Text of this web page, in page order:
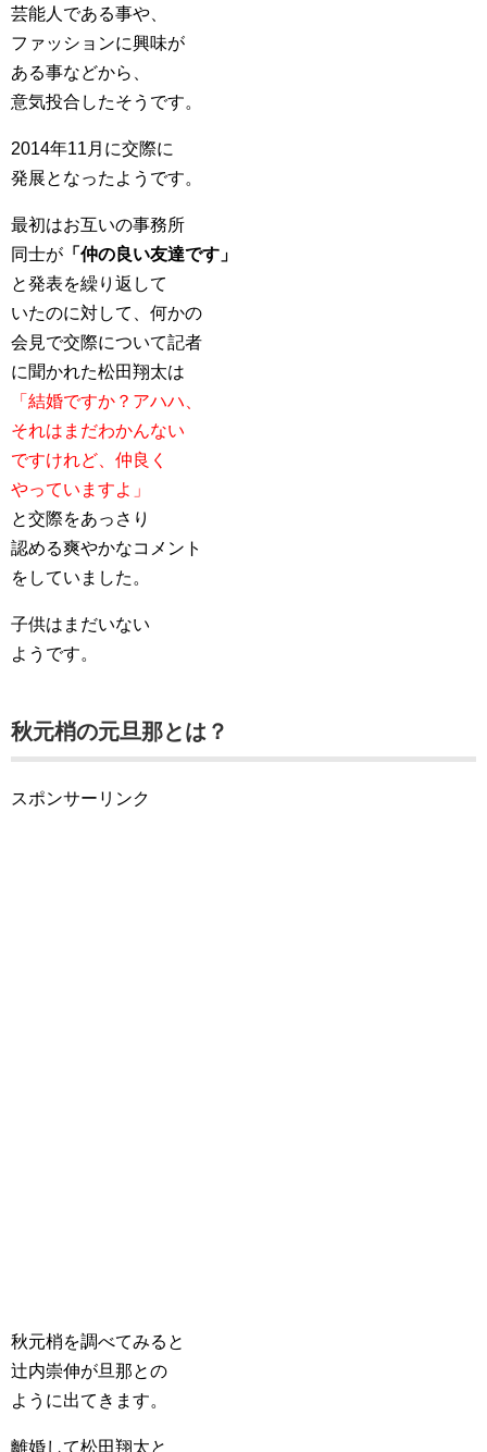
芸能人である事や、
ファッションに興味が
ある事などから、
意気投合したそうです。
2014年11月に交際に
発展となったようです。
最初はお互いの事務所
同士が 「仲の良い友達です」
と発表を繰り返して
いたのに対して、何かの
会見で交際について記者
に聞かれた松田翔太は
「結婚ですか？アハハ、
それはまだわかんない
ですけれど、仲良く
やっていますよ」
と交際をあっさり
認める爽やかなコメント
をしていました。
子供はまだいない
ようです。
秋元梢の元旦那とは？
スポンサーリンク
秋元梢を調べてみると
辻内崇伸が旦那との
ように出てきます。
離婚して松田翔太と